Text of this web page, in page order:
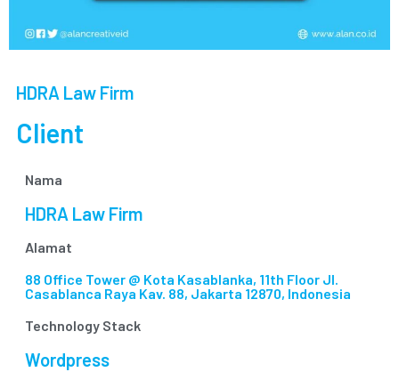
HDRA Law Firm
Client
Nama
HDRA Law Firm
Alamat
88 Office Tower @ Kota Kasablanka, 11th Floor Jl.
Casablanca Raya Kav. 88, Jakarta 12870, Indonesia
Technology Stack
Wordpress